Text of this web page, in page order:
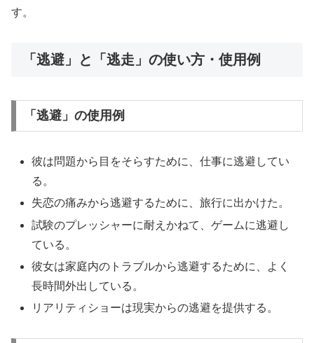
す。
「逃避」と「逃走」の使い方・使用例
「逃避」の使用例
彼は問題から目をそらすために、仕事に逃避してい
る。
失恋の痛みから逃避するために、旅行に出かけた。
試験のプレッシャーに耐えかねて、ゲームに逃避し
ている。
彼女は家庭内のトラブルから逃避するために、よく
長時間外出している。
リアリティショーは現実からの逃避を提供する。